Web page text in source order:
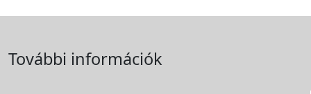
További információk